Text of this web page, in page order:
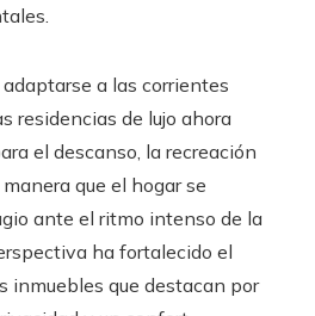
a las corrientes
residencias de lujo ahora
el descanso, la recreación
que el hogar se
ante el ritmo intenso de la
ha fortalecido el
inmuebles que destacan por